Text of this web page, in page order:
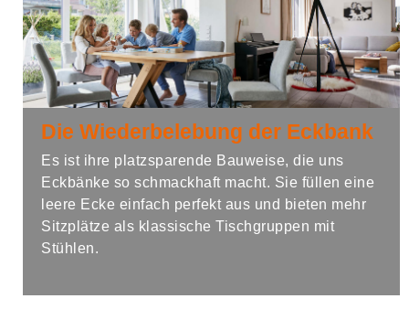
Die Wiederbelebung der Eckbank
Es ist ihre platzsparende Bauweise, die uns
Eckbänke so schmackhaft macht. Sie füllen eine
leere Ecke einfach perfekt aus und bieten mehr
Sitzplätze als klassische Tischgruppen mit
Stühlen.